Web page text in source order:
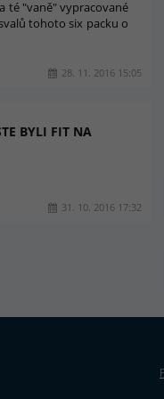
té "vaně" vypracované
tohoto six packu o
28. 11. 2016 15:05
BYLI FIT NA
31. 10. 2016 17:32